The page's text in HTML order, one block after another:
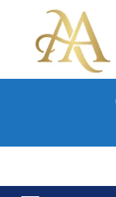
content